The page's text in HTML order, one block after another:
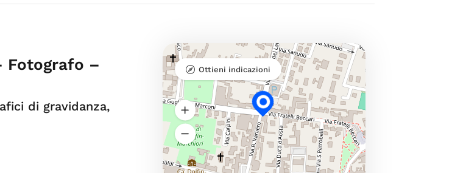
Fotografo –
di gravidanza,
Ottieni indicazioni